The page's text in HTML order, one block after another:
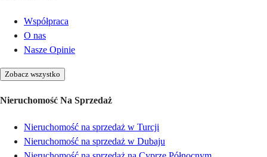
Współpraca
O nas
Nasze Opinie
Zobacz wszystko
Nieruchomość Na Sprzedaż
Nieruchomość na sprzedaż w Turcji
Nieruchomość na sprzedaż w Dubaju